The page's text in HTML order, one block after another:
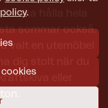
.
ska hålla hela
sommar också.
valt en utemöbel
eller